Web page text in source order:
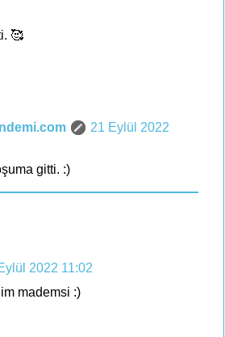
🥰
21 Eylül 2022
gitti. :)
2022 11:02
mademsi :)